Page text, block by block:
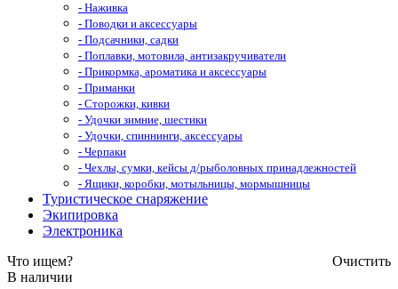
- Наживка
- Поводки и аксессуары
- Подсачники, садки
- Поплавки, мотовила, антизакручиватели
- Прикормка, ароматика и аксессуары
- Приманки
- Сторожки, кивки
- Удочки зимние, шестики
- Удочки, спиннинги, аксессуары
- Черпаки
- Чехлы, сумки, кейсы д/рыболовных принадлежностей
- Ящики, коробки, мотыльницы, мормышницы
Туристическое снаряжение
Экипировка
Электроника
Что ищем?
Очистить
В наличии